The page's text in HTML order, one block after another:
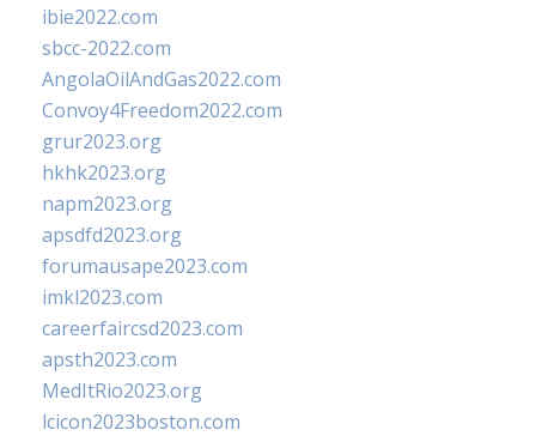
ibie2022.com
sbcc-2022.com
AngolaOilAndGas2022.com
Convoy4Freedom2022.com
grur2023.org
hkhk2023.org
napm2023.org
apsdfd2023.org
forumausape2023.com
imkl2023.com
careerfaircsd2023.com
apsth2023.com
MedItRio2023.org
lcicon2023boston.com